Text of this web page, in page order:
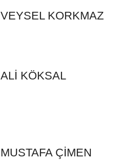
VEYSEL KORKMAZ
ALİ KÖKSAL
MUSTAFA ÇİMEN